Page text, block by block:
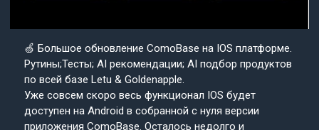
🍏 Большое обновление ComoBase на IOS платформе.
Рутины;Тесты; AI рекомендации; AI подбор продуктов
по всей базе Letu & Goldenapple.
Уже совсем скоро весь функционал IOS будет
доступен на Android в собранной с нуля версии
приложения ComoBase. Осталось недолго и